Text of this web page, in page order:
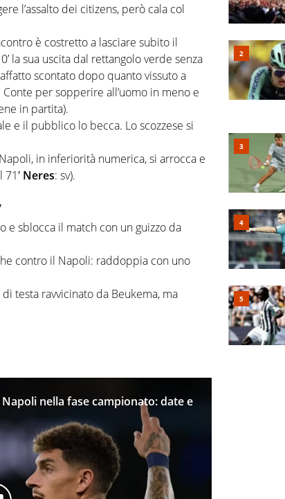
l’assalto dei citizens, però cala col
è costretto a lasciare subito il
la sua uscita dal rettangolo verde senza
scontato dopo quanto vissuto a
Conte per sopperire all’uomo in meno e
in partita).
e il pubblico lo becca. Lo scozzese si
in inferiorità numerica, si arrocca e
Neres: sv).
e sblocca il match con un guizzo da
contro il Napoli: raddoppia con uno
testa ravvicinato da Beukema, ma
nella fase campionato: date e